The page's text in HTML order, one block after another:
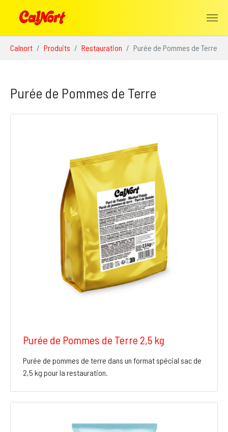
Calnort Produits Restauration Purée de Pommes de Terre
Purée de Pommes de Terre
Purée de Pommes de Terre 2,5 kg
Purée de pommes de terre dans un format spécial sac de
2,5 kg pour la restauration.